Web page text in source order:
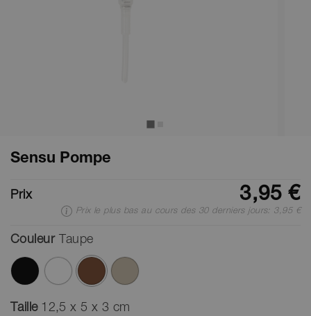
Sensu Pompe
Prix 3,95 €
Prix le plus bas au cours des 30 derniers jours: 3,95 €
Couleur Taupe
ont été sélectionnés
Taille 12,5 x 5 x 3 cm